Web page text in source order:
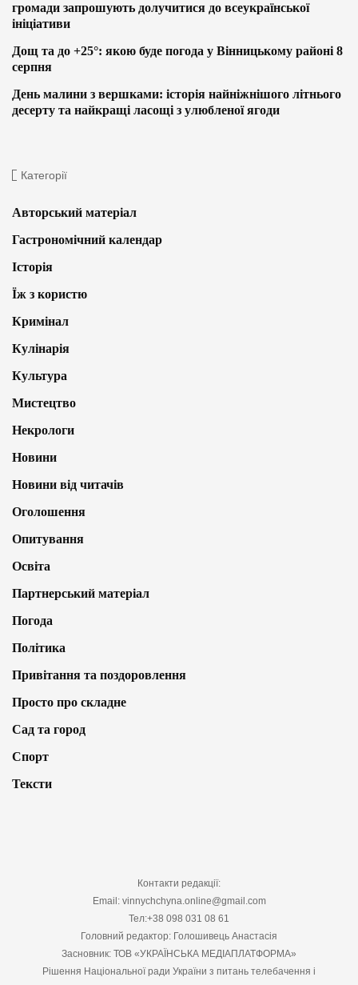
громади запрошують долучитися до всеукраїнської
ініціативи
Дощ та до +25°: якою буде погода у Вінницькому районі 8
серпня
День малини з вершками: історія найніжнішого літнього
десерту та найкращі ласощі з улюбленої ягоди
Категорії
Авторський матеріал
Гастрономічний календар
Історія
Їж з користю
Кримінал
Кулінарія
Культура
Мистецтво
Некрологи
Новини
Новини від читачів
Оголошення
Опитування
Освіта
Партнерський матеріал
Погода
Політика
Привітання та поздоровлення
Просто про складне
Сад та город
Спорт
Тексти
Контакти редакції:
Email: vinnychchyna.online@gmail.com
Тел:+38 098 031 08 61
Головний редактор: Голошивець Анастасія
Засновник: ТОВ «УКРАЇНСЬКА МЕДІАПЛАТФОРМА»
Рішення Національної ради України з питань телебачення і